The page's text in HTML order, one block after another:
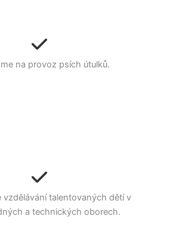
na provoz psích útulků.
vzdělávání talentovaných dětí v
a technických oborech.